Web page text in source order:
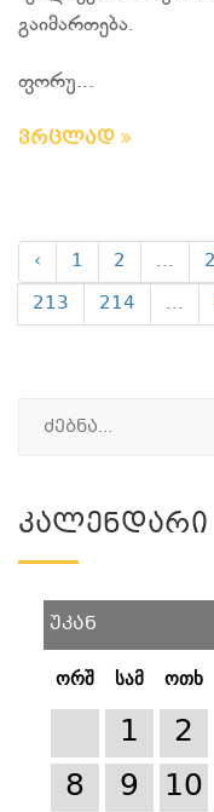
გაიმართება.
ფორუ...
ვრცლად
‹ 1 2 ...
213
214 ...
Კალენდარი
უკან
ორშ სამ ოთხ
1 2
8
9 10